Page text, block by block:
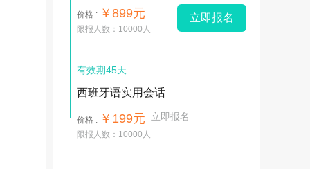
价格 : ￥899元
限报人数：10000人
立即报名
有效期45天
西班牙语实用会话
价格 : ￥199元
限报人数：10000人
立即报名